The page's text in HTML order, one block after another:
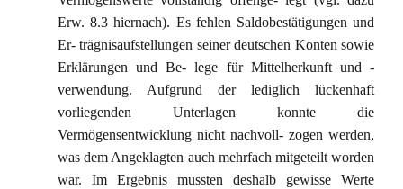
Erw. 8.3 hiernach). Es fehlen Saldobestätigungen und
Er- trägnisaufstellungen seiner deutschen Konten sowie
Erklärungen und Be- lege für Mittelherkunft und -
verwendung. Aufgrund der lediglich lückenhaft
vorliegenden Unterlagen konnte die
Vermögensentwicklung nicht nachvoll- zogen werden,
was dem Angeklagten auch mehrfach mitgeteilt worden
war. Im Ergebnis mussten deshalb gewisse Werte